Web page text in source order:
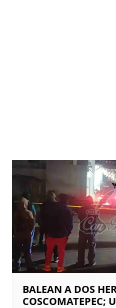
BALEAN A DOS
COSCOMATEPEC;